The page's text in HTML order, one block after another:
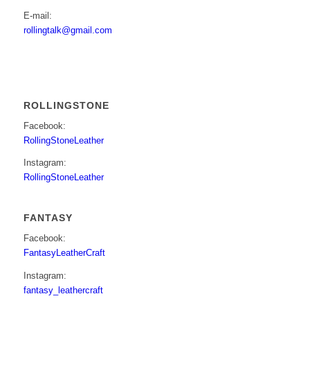
E-mail:
rollingtalk@gmail.com
ROLLINGSTONE
Facebook:
RollingStoneLeather
Instagram:
RollingStoneLeather
FANTASY
Facebook:
FantasyLeatherCraft
Instagram:
fantasy_leathercraft